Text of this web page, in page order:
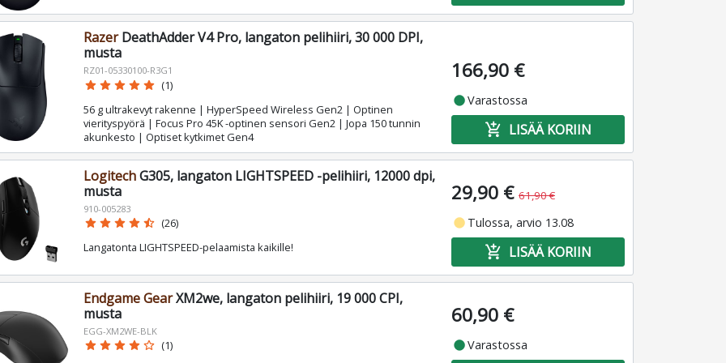
RazerDeathAdder V4 Pro, langaton pelihiiri, 30 000 DPI,
musta
RZ01-05330100-R3G1
star star star star star (1)
56 g ultrakevyt rakenne | HyperSpeed Wireless Gen2 | Optinen
vierityspyörä | Focus Pro 45K -optinen sensori Gen2 | Jopa 150 tunnin
akunkesto | Optiset kytkimet Gen4
166,90 €
fiber_manual_recordVarastossa
add_shopping_cart LISÄÄ KORIIN
LogitechG305, langaton LIGHTSPEED -pelihiiri, 12000 dpi,
musta
910-005283
star star star star star_half (26)
Langatonta LIGHTSPEED-pelaamista kaikille!
29,90 € 61,90 €
fiber_manual_record Tulossa, arvio 13.08
add_shopping_cart LISÄÄ KORIIN
Endgame GearXM2we, langaton pelihiiri, 19 000 CPI,
musta
EGG-XM2WE-BLK
star star star star star_border (1)
60,90 €
fiber_manual_recordVarastossa